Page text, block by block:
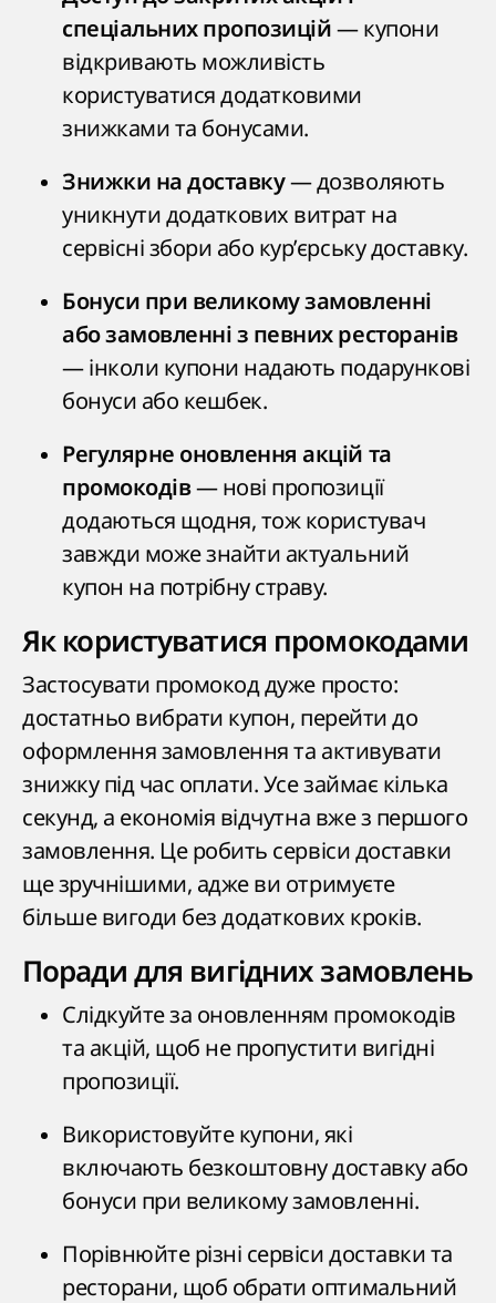
спеціальних пропозицій — купони
відкривають можливість
користуватися додатковими
знижками та бонусами.
Знижки на доставку— дозволяють
уникнути додаткових витрат на
сервісні збори або кур’єрську доставку.
Бонуси при великому замовленні
або замовленні з певних ресторанів
— інколи купони надають подарункові
бонуси або кешбек.
Регулярне оновлення акцій та
промокодів— нові пропозиції
додаються щодня, тож користувач
завжди може знайти актуальний
купон на потрібну страву.
Як користуватися промокодами
Застосувати промокод дуже просто:
достатньо вибрати купон, перейти до
оформлення замовлення та активувати
знижку під час оплати. Усе займає кілька
секунд, а економія відчутна вже з першого
замовлення. Це робить сервіси доставки
ще зручнішими, адже ви отримуєте
більше вигоди без додаткових кроків.
Поради для вигідних замовлень
Слідкуйте за оновленням промокодів
та акцій, щоб не пропустити вигідні
пропозиції.
Використовуйте купони, які
включають безкоштовну доставку або
бонуси при великому замовленні.
Порівнюйте різні сервіси доставки та
ресторани, щоб обрати оптимальний